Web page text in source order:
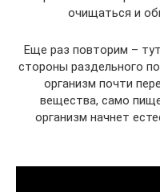
очищаться и
Еще раз повторим –
стороны раздельного
организм почти
вещества, само
организм начнет